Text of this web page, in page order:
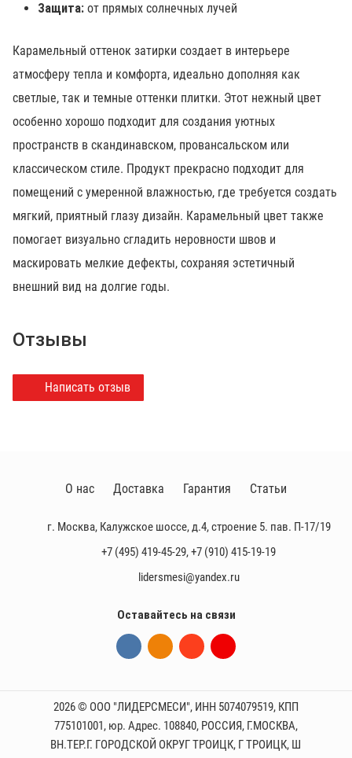
Защита: от прямых солнечных лучей
Карамельный оттенок затирки создает в интерьере
атмосферу тепла и комфорта, идеально дополняя как
светлые, так и темные оттенки плитки. Этот нежный цвет
особенно хорошо подходит для создания уютных
пространств в скандинавском, провансальском или
классическом стиле. Продукт прекрасно подходит для
помещений с умеренной влажностью, где требуется создать
мягкий, приятный глазу дизайн. Карамельный цвет также
помогает визуально сгладить неровности швов и
маскировать мелкие дефекты, сохраняя эстетичный
внешний вид на долгие годы.
Отзывы
Написать отзыв
г. Москва, Калужское шоссе, д.4, строение 5. пав. П-17/19
+7 (495) 419-45-29,+7 (910) 415-19-19
lidersmesi@yandex.ru
О нас Доставка Гарантия Статьи
Оставайтесь на связи
2026 © ООО "ЛИДЕРСМЕСИ", ИНН 5074079519, КПП
775101001, юр. Адрес. 108840, РОССИЯ, Г.МОСКВА,
ВН.ТЕР.Г. ГОРОДСКОЙ ОКРУГ ТРОИЦК, Г ТРОИЦК, Ш